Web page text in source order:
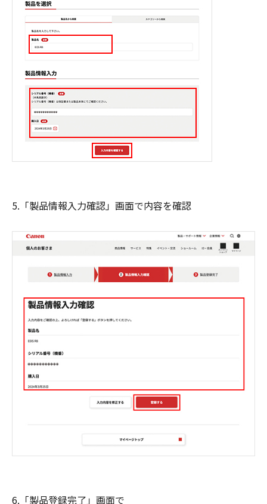
5.「製品情報入力確認」画面で内容を確認
6.「製品登録完了」画面で